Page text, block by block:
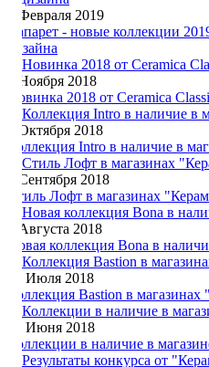
5 Февраля 2019
Лапарет - новые коллекции
дизайна
7 Ноября 2018
Новинка 2018 от Ceramica
4 Октября 2018
Коллекция Intro в наличие в
5 Сентября 2018
Стиль Лофт в магазинах
3 Августа 2018
Новая коллекция Bona в
12 Июля 2018
Коллекция Bastion в
18 Июня 2018
Коллекции в наличие в